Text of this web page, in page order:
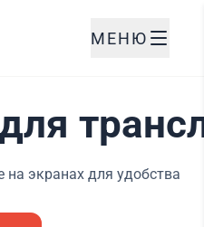
МЕНЮ
экранах для удобства